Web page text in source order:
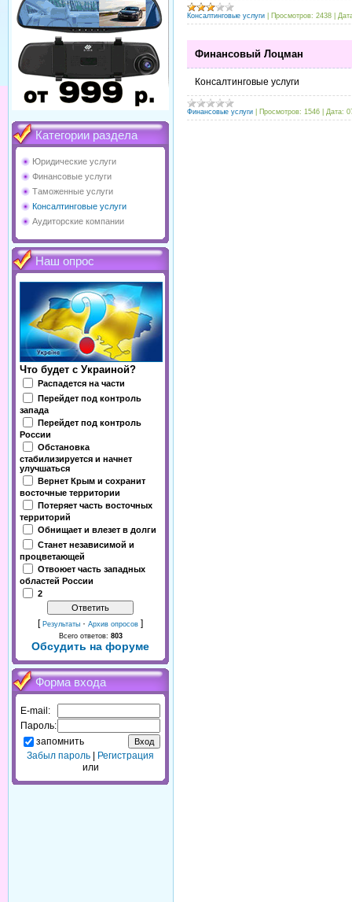
Категории раздела
Юридические услуги
Финансовые услуги
Таможенные услуги
Консалтинговые услуги
Аудиторские компании
Наш опрос
Что будет с Украиной?
Распадется на части
Перейдет под контроль
запада
Перейдет под контроль
России
Обстановка
стабилизируется и начнет
улучшаться
Вернет Крым и сохранит
восточные территории
Потеряет часть восточных
территорий
Обнищает и влезет в долги
Станет независимой и
процветающей
Отвоюет часть западных
областей России
2
[ Результаты · Архив опросов ]
Всего ответов: 803
Обсудить на форуме
Форма входа
E-mail:
Пароль:
запомнить
Забыл пароль
Регистрация
или
Консалтинговые услуги Просмотров: 2438
Финансовый Лоцман
Консалтинговые услуги
Финансовые услуги Просмотров: 1546 Дата: